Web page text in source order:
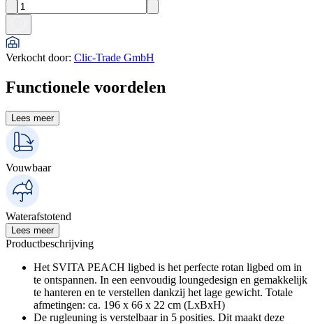
Verkocht door: Clic-Trade GmbH
Functionele voordelen
Lees meer
Vouwbaar
Waterafstotend
Lees meer
Productbeschrijving
Het SVITA PEACH ligbed is het perfecte rotan ligbed om in
te ontspannen. In een eenvoudig loungedesign en gemakkelijk
te hanteren en te verstellen dankzij het lage gewicht. Totale
afmetingen: ca. 196 x 66 x 22 cm (LxBxH)
De rugleuning is verstelbaar in 5 posities. Dit maakt deze